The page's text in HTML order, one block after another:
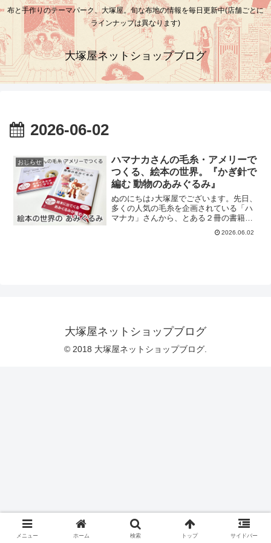
布と手作りのテーマパーク、大塚屋。旬な布地の情報を毎日更新中(店舗ごとに
ラインナップは異なります)
大塚屋ネットショップブログ
2026-06-02
おしらせ
ハマナカさんの毛糸・アメリーで
つくる、絵本の世界。『かぎ針で
編む 動物のあみぐるみ』
ぬのにちは♪大塚屋でございます。先日、
多くの人気の毛糸を企画されている「ハ
マナカ」さんから、とある２冊の書籍を
送っていただきました。まず、1冊目がこ
ちらの書籍「ねこのマナちゃんとユウく
わってきます。ストーリーも、毛糸なら
ではの発想で、展開していきます。さら
に、タヌキ・キツネ・ウサギ・シラサギ
などなど、ほかの
2026.06.02
大塚屋ネットショップブログ
© 2018 大塚屋ネットショップブログ.
メニュー ホーム 検索 トップ サイドバー